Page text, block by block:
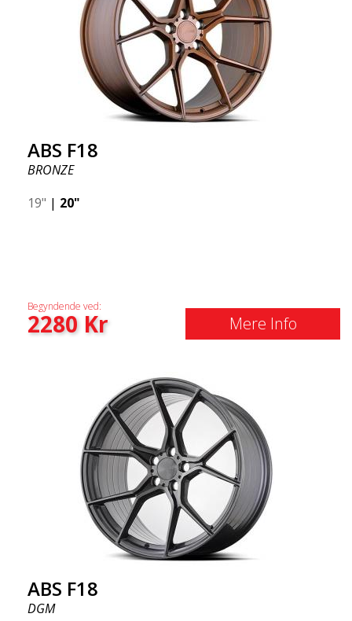
ABS F18
BRONZE
19" | 20"
Begyndende ved:
2280Kr Mere Info
ABS F18
DGM